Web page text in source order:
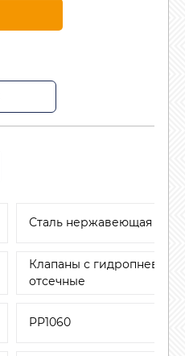
Сталь нержавеющая
Клапаны с
отсечные
PP1060